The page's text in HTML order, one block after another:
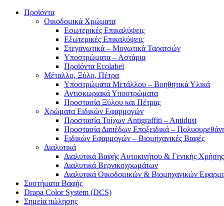
Προϊόντα
Οικοδομικά Χρώματα
Εσωτερικές Επικαλύψεις
Εξωτερικές Επικαλύψεις
Στεγανωτικά – Μονωτικά Ταρατσών
Υποστρώματα – Αστάρια
Προϊόντα Ecolabel
Μέταλλο, Ξύλο, Πέτρα
Υποστρώματα Μετάλλου – Βοηθητικά Υλικά
Αντισκωριακά Υποστρώματα
Προστασία Ξύλου και Πέτρας
Χρώματα Ειδικών Εφαρμογών
Προστασία Τοίχων Antigraffiti – Antidust
Προστασία Δαπέδων Εποξειδικά –
Ειδικών Εφαρμογών – Βιομηχανικές Βαφές
Διαλυτικά
Διαλυτικά Βαφής Αυτοκινήτου & Γενικής Χρήσης
Διαλυτικά Βερνικοχρωμάτων
Διαλυτικά Οικοδομικών & Βιομηχανικών
Συστήματα Βαφής
Drapa Color System (DCS)
Σημεία πώλησης